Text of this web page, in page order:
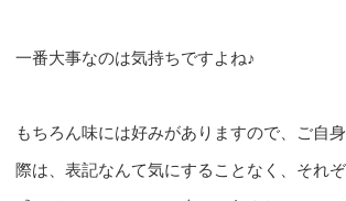
一番大事なのは気持ちですよね♪
もちろん味には好みがありますので、ご自
際は、表記なんて気にすることなく、それ